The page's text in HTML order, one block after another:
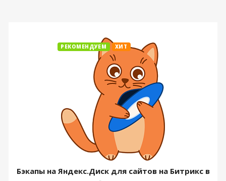
РЕКОМЕНДУЕМ ХИТ
Бэкапы на Яндекс.Диск для сайтов на Битрикс в